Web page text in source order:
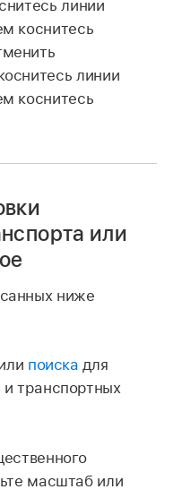
линии
коснитесь
линии
коснитесь
или
ниже
поиска для
транспортных
масштаб или